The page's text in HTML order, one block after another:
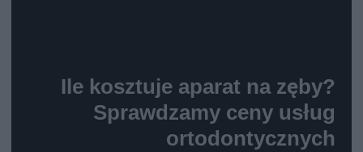
Ile kosztuje aparat na zęby?
Sprawdzamy ceny usług
ortodontycznych